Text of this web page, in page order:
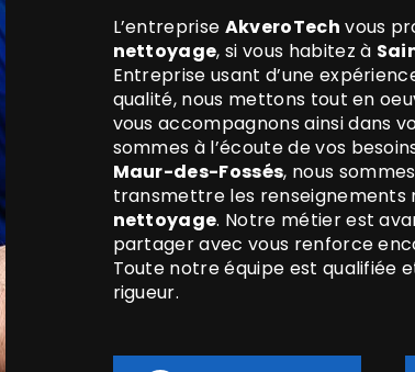
L’entreprise AkveroTech vous
nettoyage, si vous habitez à
Entreprise usant d’une
qualité, nous mettons tout en
vous accompagnons ainsi dans
sommes à l’écoute de vos
Maur-des-Fossés, nous
transmettre les renseignements
nettoyage. Notre métier est
partager avec vous renforce
Toute notre équipe est qualifiée
rigueur.